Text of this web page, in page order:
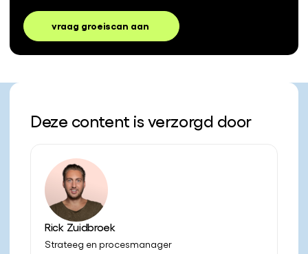
vraag groeiscan aan
Deze content is verzorgd door
Rick Zuidbroek
Strateeg en procesmanager